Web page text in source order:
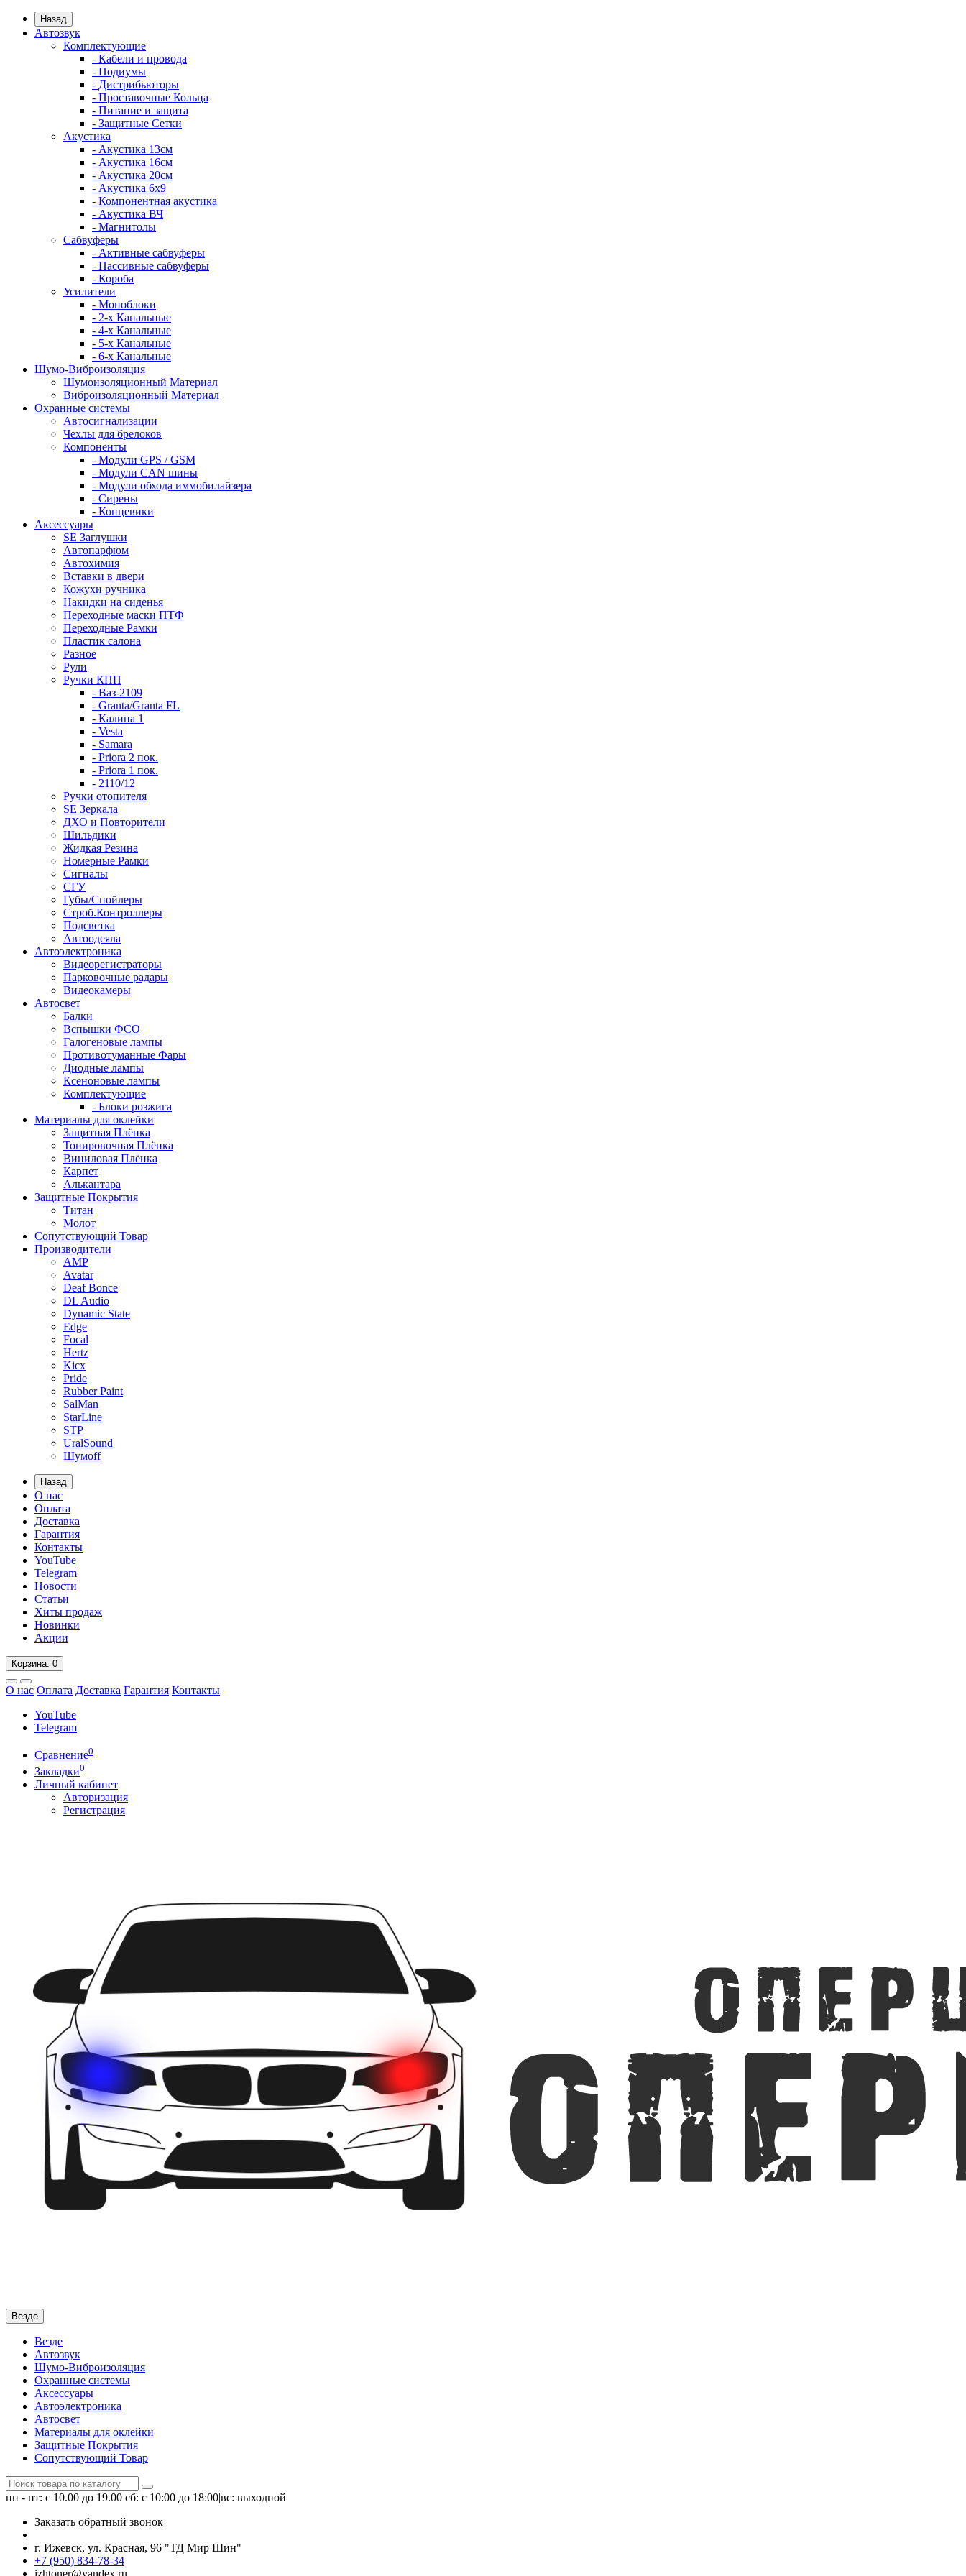
Назад
Автозвук
Комплектующие
- Кабели и провода
- Подиумы
- Дистрибьюторы
- Проставочные Кольца
- Питание и защита
- Защитные Сетки
Акустика
- Акустика 13см
- Акустика 16см
- Акустика 20см
- Акустика 6x9
- Компонентная акустика
- Акустика ВЧ
- Магнитолы
Сабвуферы
- Активные сабвуферы
- Пассивные сабвуферы
- Короба
Усилители
- Моноблоки
- 2-х Канальные
- 4-х Канальные
- 5-х Канальные
- 6-х Канальные
Шумо-Виброизоляция
Шумоизоляционный Материал
Виброизоляционный Материал
Охранные системы
Автосигнализации
Чехлы для брелоков
Компоненты
- Модули GPS / GSM
- Модули CAN шины
- Модули обхода иммобилайзера
- Сирены
- Концевики
Аксессуары
SE Заглушки
Автопарфюм
Автохимия
Вставки в двери
Кожухи ручника
Накидки на сиденья
Переходные маски ПТФ
Переходные Рамки
Пластик салона
Разное
Рули
Ручки КПП
- Ваз-2109
- Granta/Granta FL
- Калина 1
- Vesta
- Samara
- Priora 2 пок.
- Priora 1 пок.
- 2110/12
Ручки отопителя
SE Зеркала
ДХО и Повторители
Шильдики
Жидкая Резина
Номерные Рамки
Сигналы
СГУ
Губы/Спойлеры
Строб.Контроллеры
Подсветка
Автоодеяла
Автоэлектроника
Видеорегистраторы
Парковочные радары
Видеокамеры
Автосвет
Балки
Вспышки ФСО
Галогеновые лампы
Противотуманные Фары
Диодные лампы
Ксеноновые лампы
Комплектующие
- Блоки розжига
Материалы для оклейки
Защитная Плёнка
Тонировочная Плёнка
Виниловая Плёнка
Карпет
Алькантара
Защитные Покрытия
Титан
Молот
Сопутствующий Товар
Производители
AMP
Avatar
Deaf Bonce
DL Audio
Dynamic State
Edge
Focal
Hertz
Kicx
Pride
Rubber Paint
SalMan
StarLine
STP
UralSound
Шумoff
Назад
О нас
Оплата
Доставка
Гарантия
Контакты
YouTube
Telegram
Новости
Статьи
Хиты продаж
Новинки
Акции
Корзина: 0
О нас Оплата Доставка Гарантия Контакты
YouTube
Telegram
Сравнение0
Закладки0
Личный кабинет
Авторизация
Регистрация
Везде
Везде
Автозвук
Шумо-Виброизоляция
Охранные системы
Аксессуары
Автоэлектроника
Автосвет
Материалы для оклейки
Защитные Покрытия
Сопутствующий Товар
пн - пт: с 10.00 до 19.00 сб: с 10:00 до 18:00|вс: выходной
Заказать обратный звонок
г. Ижевск, ул. Красная, 96 "ТД Мир Шин"
+7 (950) 834-78-34
izhtoner@yandex.ru